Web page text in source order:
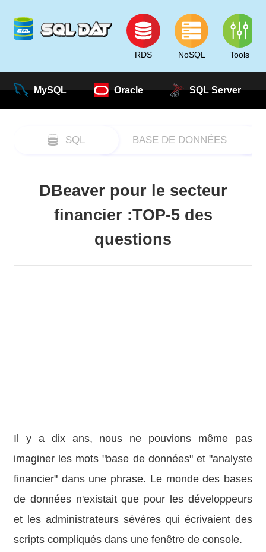
RDS NoSQL Tools
MySQL Oracle SQL Server
SQL BASE DE DONNÉES
DBeaver pour le secteur
financier :TOP-5 des
questions
Il y a dix ans, nous ne pouvions même pas
imaginer les mots "base de données" et "analyste
financier" dans une phrase. Le monde des bases
de données n'existait que pour les développeurs
et les administrateurs sévères qui écrivaient des
scripts compliqués dans une fenêtre de console.